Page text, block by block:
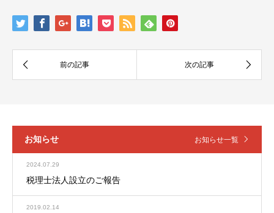
お知らせ お知らせ一覧
2024.07.29
税理士法人設立のご報告
2019.02.14